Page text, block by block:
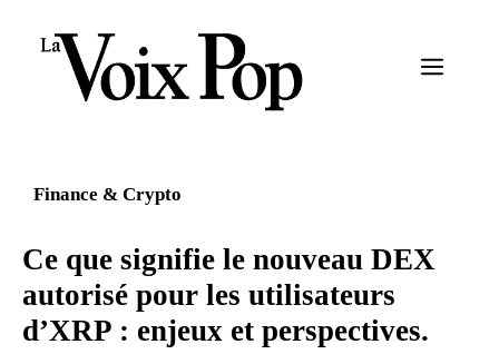
Menu
Finance & Crypto
Ce que signifie le nouveau DEX
autorisé pour les utilisateurs
d’XRP : enjeux et perspectives.